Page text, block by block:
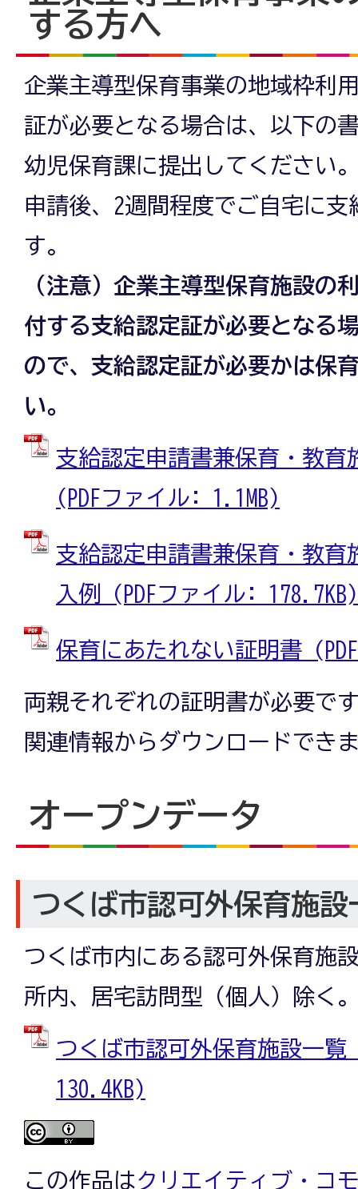
する方へ
企業主導型保育事業の地域枠利
証が必要となる場合は、以下の
幼児保育課に提出してください
申請後、2週間程度でご自宅に
す。
（注意）企業主導型保育施設の
付する支給認定証が必要となる
ので、支給認定証が必要かは保
い。
支給認定申請書兼保育・教育
(PDFファイル: 1.1MB)
支給認定申請書兼保育・教
入例 (PDFファイル: 178.7KB)
保育にあたれない証明書
両親それぞれの証明書が必要で
関連情報からダウンロードでき
オープンデータ
つくば市認可外保育施設
つくば市内にある認可外保育施
所内、居宅訪問型（個人）除く
つくば市認可外保育施設一覧
130.4KB)
この作品はクリエイティブ・コ